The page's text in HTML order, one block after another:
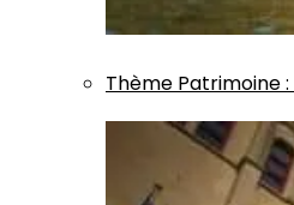
Thème Patrimoine: